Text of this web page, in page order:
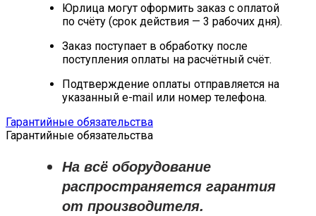
Юрлица могут оформить заказ с оплатой
по счёту (срок действия — 3 рабочих дня).
Заказ поступает в обработку после
поступления оплаты на расчётный счёт.
Подтверждение оплаты отправляется на
указанный e-mail или номер телефона.
Гарантийные обязательства
Гарантийные обязательства
На всё оборудование
распространяется гарантия
от производителя.